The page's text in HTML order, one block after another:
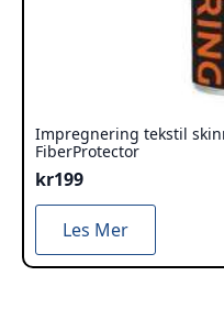
Impregnering tekstil
FiberProtector
kr199
Les Mer